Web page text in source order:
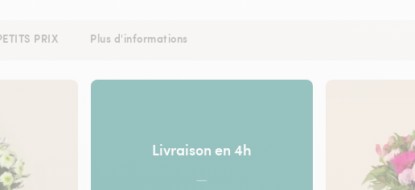
PRIX Plus d'informations
Livraison en 4h
—